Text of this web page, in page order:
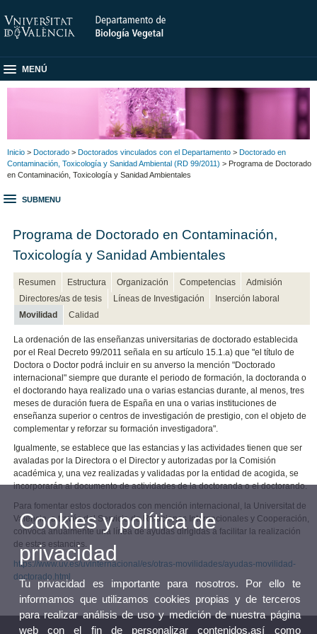
MENÚ
Inicio > Doctorado > Doctorados vinculados con el Departamento > Doctorado en
Contaminación, Toxicología y Sanidad Ambiental (RD 99/2011) > Programa de Doctorado
en Contaminación, Toxicología y Sanidad Ambientales
SUBMENU
Programa de Doctorado en Contaminación,
Toxicología y Sanidad Ambientales
Resumen Estructura Organización Competencias
Admisión
Directores/as de tesis
Líneas de Investigación
Inserción laboral
Movilidad
Calidad
La ordenación de las enseñanzas universitarias de doctorado establecida
por el Real Decreto 99/2011 señala en su artículo 15.1.a) que "el título de
Doctora o Doctor podrá incluir en su anverso la mención "Doctorado
internacional" siempre que durante el periodo de formación, la doctoranda o
el doctorando haya realizado una o varias estancias durante, al menos, tres
meses de duración fuera de España en una o varias instituciones de
enseñanza superior o centros de investigación de prestigio, con el objeto de
complementar y reforzar su formación investigadora".
Igualmente, se establece que las estancias y las actividades tienen que ser
avaladas por la Directora o el Director y autorizadas por la Comisión
académica y, una vez realizadas y validadas por la entidad de acogida, se
incorporarán al documento de actividades de la doctoranda o el doctorando.
Para fomentar estos doctorados con mención internacional, la Universitat de
València, a través del Servicio de Relaciones Internacionales y Cooperación,
convoca anualmente una línea de ayudas dirigidas a facilitar la realización
de estas estancias.
https://www.uv.es/uvinternacional/es/otras-movilidades/ayudas-movilidad-
doctorado.html
Cookies y política de
privacidad
Tu privacidad es importante para nosotros. Por ello te
informamos que utilizamos cookies propias y de terceros
para realizar análisis de uso y medición de nuestra página
web con el fin de personalizar contenidos,así como